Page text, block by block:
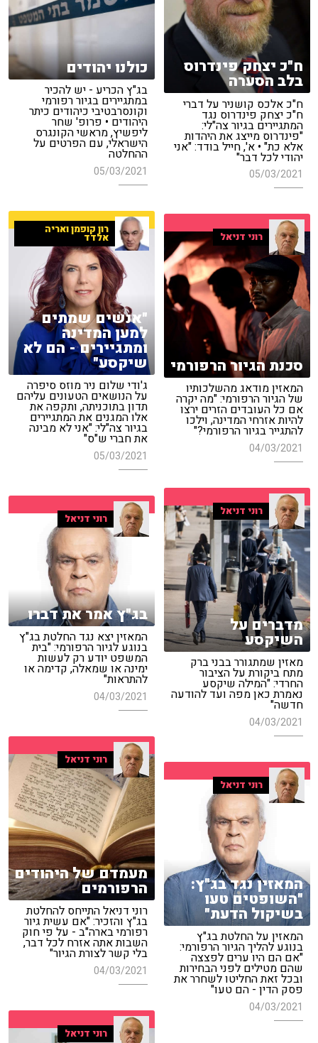
ח"כ יצחק פינדרוס
בלב הסערה
ח"כ אלכס קושניר על דברי
ח"כ יצחק פינדרוס נגד
המתגיירים בגיור צה"לי:
"פינדרוס מייצג את היהדות
אלא כת" • א', חייל בודד: "אני
יהודי לכל דבר"
05/03/2021
כולנו יהודים
בג"ץ הכריע - יש להכיר
במתגיירים בגיור רפורמי
וקונסרבטיבי כיהודים כיתר
היהודים • פרופ' שחר
ליפשיץ, מראשי הקונגרס
הישראלי, עם הפרטים על
ההחלטה
05/03/2021
רון קופמן ואריה
אלדד
"אנשים שמתים
למען המדינה
ומתגיירים - הם לא
שיקסע"
ג'ודי שלום ניר מוזס סיפרה
על הנושאים הטעונים עליהם
תדון בתוכניתה, ותקפה את
אלו המגנים את המתגיירים
בגיור צה"לי: "אני לא מבינה
את חברי ש"ס"
05/03/2021
רוני דניאל
סכנת הגיור הרפורמי
המאזין מודאג מהשלכותיו
של הגיור הרפורמי: "מה יקרה
אם כל העובדים הזרים ירצו
להיות אזרחי המדינה, וילכו
להתגייר בגיור הרפורמי?"
04/03/2021
רוני דניאל
מדברים על
השיקסע
מאזין שמתגורר בבני ברק
מתח ביקורת על הציבור
החרדי: "המילה שיקסע
נאמרת כאן מפה ועד להודעה
חדשה"
04/03/2021
רוני דניאל
בג"ץ אמר את דברו
המאזין יצא נגד החלטת בג"ץ
בנוגע לגיור הרפורמי: "בית
המשפט יודע רק לעשות
ימינה או שמאלה, קדימה או
להתראות"
04/03/2021
רוני דניאל
מעמדם של היהודים
הרפורמים
רוני דניאל התייחס להחלטת
בג"ץ והזכיר: "אם עשית גיור
רפורמי בארה"ב - על פי חוק
השבות אתה אזרח לכל דבר,
בלי קשר לצורת הגיור"
04/03/2021
רוני דניאל
המאזין נגד בג"ץ:
"השופטים טעו
בשיקול הדעת"
המאזין על החלטת בג"ץ
בנוגע להליך הגיור הרפורמי:
"אם הם היו ערים לפצצה
שהם מטילים לפני הבחירות
ובכל זאת החליטו לשחרר את
פסק הדין - הם טעו"
04/03/2021
רוני דניאל